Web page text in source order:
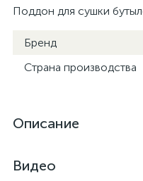
Поддон для сушки
Бренд
Страна производства
Описание
Видео